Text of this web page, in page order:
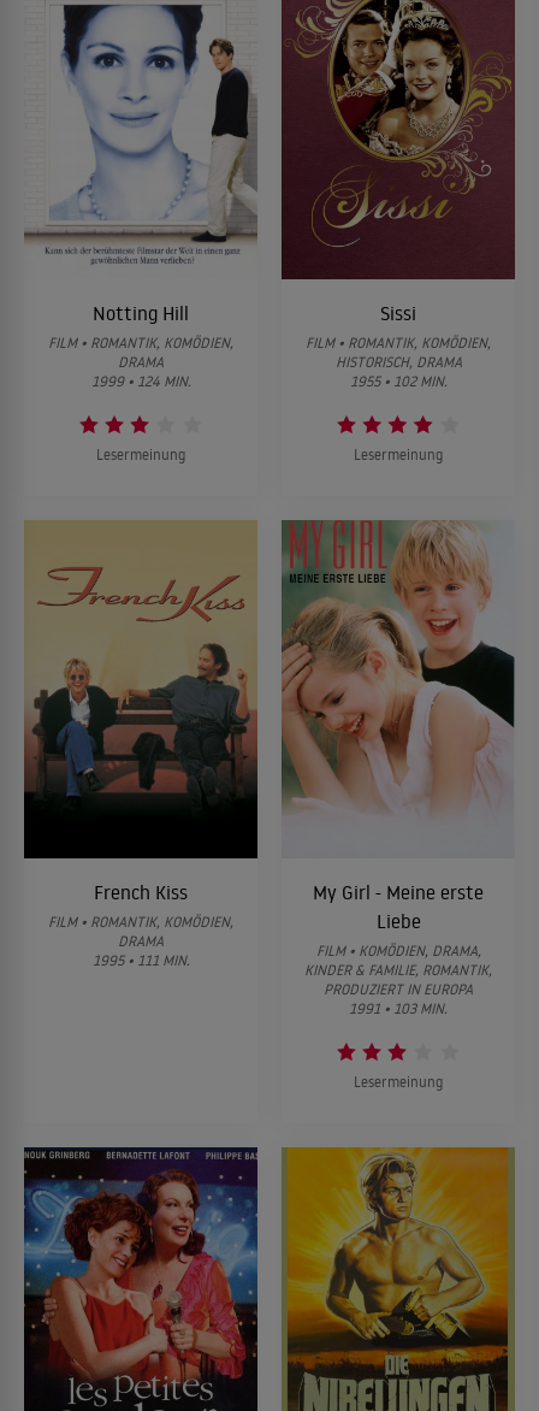
Notting Hill
FILM • ROMANTIK, KOMÖDIEN,
DRAMA
1999 • 124 MIN.
Lesermeinung
Sissi
FILM • ROMANTIK, KOMÖDIEN,
HISTORISCH, DRAMA
1955 • 102 MIN.
Lesermeinung
French Kiss
FILM • ROMANTIK, KOMÖDIEN,
DRAMA
1995 • 111 MIN.
My Girl - Meine erste
Liebe
FILM • KOMÖDIEN, DRAMA,
KINDER & FAMILIE, ROMANTIK,
PRODUZIERT IN EUROPA
1991 • 103 MIN.
Lesermeinung